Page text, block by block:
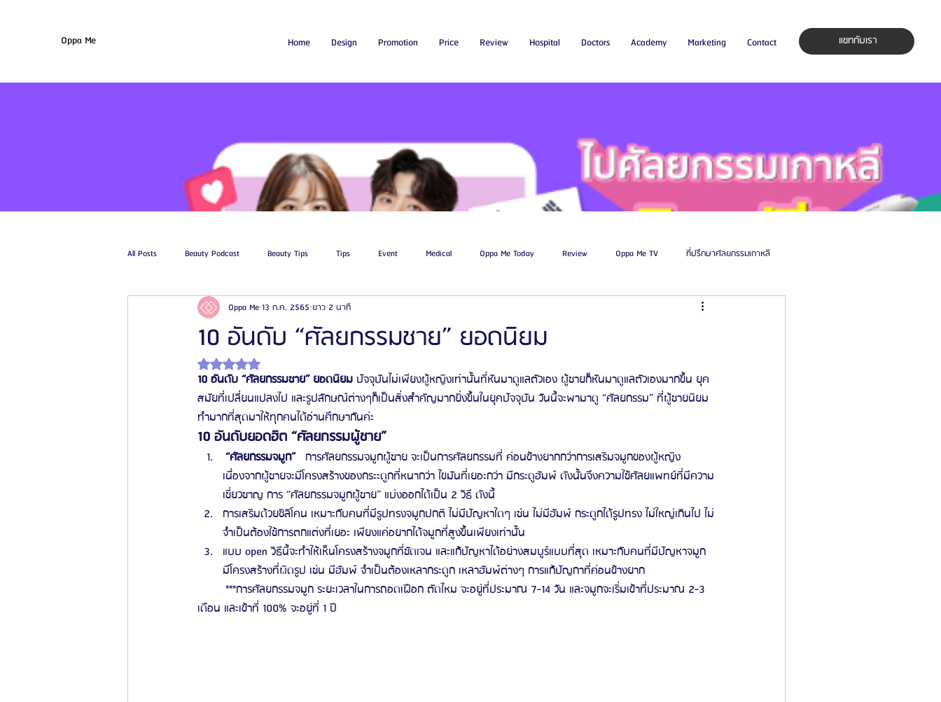
Home Design Promotion Price Review Hospital Doctors Academy Marketing Contact แชทกับเรา
Oppa Me
All Posts Beauty Podcast Beauty Tips Tips Event Medical Oppa Me Today Review Oppa Me TV ที่ปรึกษาศัลยกรรมเกาหลี
รีวิวศัลยกรรมฉีดไขมัน รีวิวศัลยกรรมดูดไขมัน ศัลยแพทย์ ประเทศเกาหลี
โรงพยาบาลศัลยกรรมเฟรช
รีวิวศัลยกรรมผู้ชาย โรงพยาบาลศัลยกรรมมาอิน โรงพยาบาลศัลยกรรมนานะ
ข่าวสารศัลยกรรมเกาหลี รีวิวดูดไขมัน รีวิวดูดไขมันหน้า รีวิวดูดไขมันเหนียง
10 อันดับ “ศัลยกรรมชาย” ยอดนิยม
Oppa Me 13 ก.ค. 2565 ยาว 2 นาที
ได้รับ NaN เต็ม 5 ดาว
10 อันดับ “ศัลยกรรมชาย” ยอดนิยม ปัจจุบันไม่เพียงผู้หญิงเท่านั้นที่หันมาดูแลตัวเอง ผู้ชายก็หันมาดูแลตัวเองมากขึ้น ยุค
สมัยที่เปลี่ยนแปลงไป และรูปลักษณ์ต่างๆก็เป็นสิ่งสำคัญมากยิ่งขึ้นในยุคปัจจุบัน วันนี้จะพามาดู “ศัลยกรรม” ที่ผู้ชายนิยม
ทำมากที่สุดมาให้ทุกคนได้อ่านศึกษากันค่ะ
10 อันดับยอดฮิต “ศัลยกรรมผู้ชาย”
“ศัลยกรรมจมูก” การศัลยกรรมจมูกผู้ชาย จะเป็นการศัลยกรรมที่ ค่อนข้างยากกว่าการเสริมจมูกของผู้หญิง
เนื่องจากผู้ชายจะมีโครงสร้างของกระะดูกที่หนากว่า ไขมันที่เยอะกว่า มีกระดูฮัมพ์ ดังนั้นจึงความใช้ศัลยแพทย์ที่มีความ
เชี่ยวชาญ การ “ศัลยกรรมจมูกผู้ชาย” แบ่งออกได้เป็น 2 วิธี ดังนี้
การเสริมด้วยซิลิโคน เหมาะกับคนที่มีรูปทรงจมูกปกติ ไม่มีปัญหาใดๆ เช่น ไม่มีฮัมพ์ กระดูกได้รูปทรง ไม่ใหญ่เกินไป ไม่
จำเป็นต้องใช้การตกแต่งที่เยอะ เพียงแค่อยากได้จมูกที่สูงขึ้นเพียงเท่านั้น
แบบ open วิธีนี้จะทำให้เห็นโครงสร้างจมูกที่ชัดเจน และแก้ปัญหาได้อย่างสมบูร์แบบที่สุด เหมาะกับคนที่มีปัญหาจมูก
มีโครงสร้างที่ผิดรูป เช่น มีฮัมพ์ จำเป็นต้องเหลากระดูก เหลาฮัมพ์ต่างๆ การแก้ปัญกาที่ค่อนข้างยาก
***การศัลยกรรมจมูก ระยะเวลาในการถอดเฝือก ตัดไหม จะอยู่ที่ประมาณ 7-14 วัน และจมูกจะเริ่มเข้าที่ประมาณ 2-3
เดือน และเข้าที่ 100% จะอยู่ที่ 1 ปี